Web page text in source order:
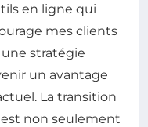
en ligne qui
mes clients
stratégie
un avantage
La transition
non seulement